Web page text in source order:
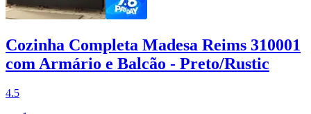
Cozinha Completa Madesa Reims 310001
com Armário e Balcão - Preto/Rustic
4.5